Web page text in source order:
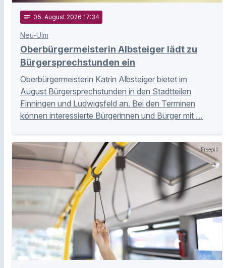
notes 05. August 2026 17:34
Neu-Ulm
Oberbürgermeisterin Albsteiger lädt zu
Bürgersprechstunden ein
Oberbürgermeisterin Katrin Albsteiger bietet im
August Bürgersprechstunden in den Stadtteilen
Finningen und Ludwigsfeld an. Bei den Terminen
können interessierte Bürgerinnen und Bürger mit …
Freepik